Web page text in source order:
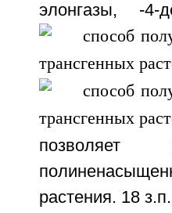
элонгазы, -4-
позволяет
растения. 18